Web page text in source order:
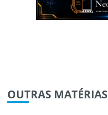
OUTRAS MATÉRIAS